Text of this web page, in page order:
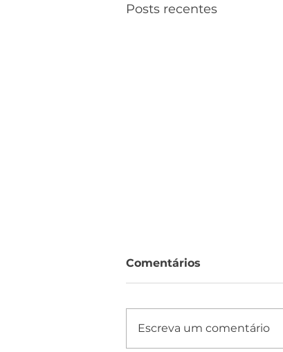
Posts recentes
Comentários
Escreva um comentário